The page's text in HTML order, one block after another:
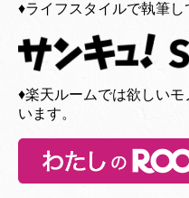
♦︎ライフスタイルで執筆し
♦︎楽天ルームでは欲しい
います。